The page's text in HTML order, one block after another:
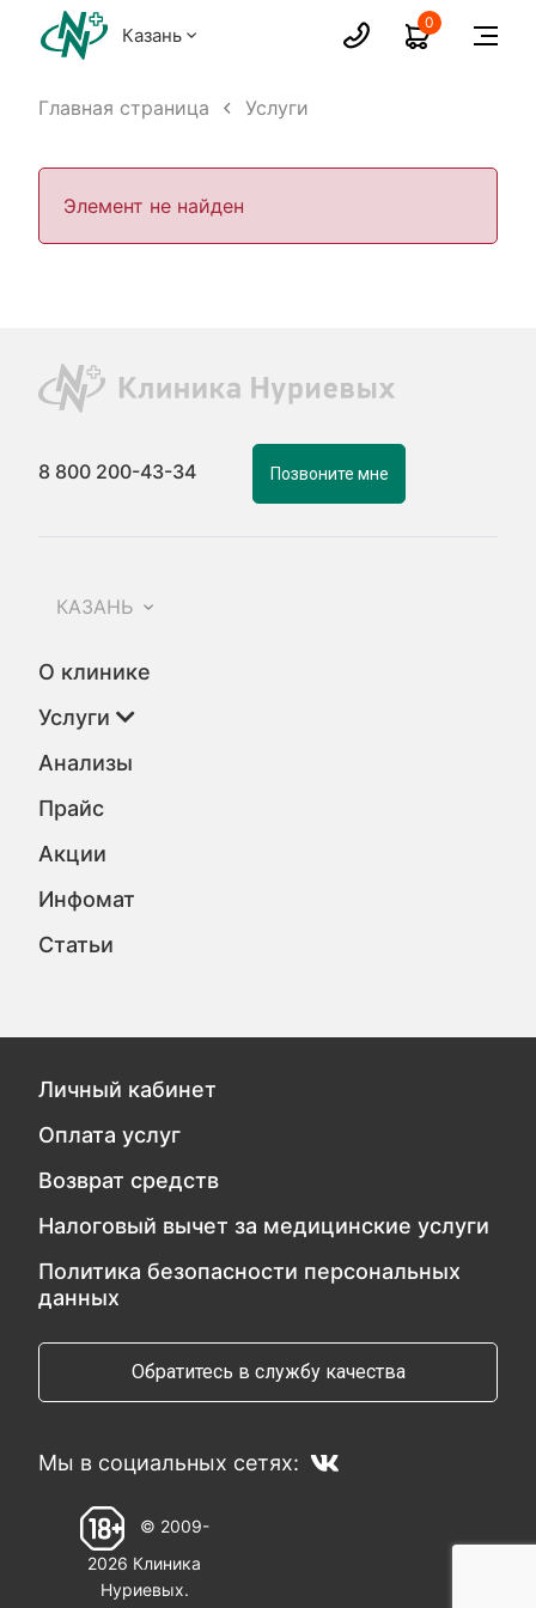
Казань
0
Главная страница Услуги
Элемент не найден
8 800 200-43-34 Позвоните мне
КАЗАНЬ
О клинике
Услуги
Анализы
Прайс
Акции
Инфомат
Статьи
Личный кабинет
Оплата услуг
Возврат средств
Налоговый вычет за медицинские услуги
Политика безопасности персональных
данных
Обратитесь в службу качества
Мы в социальных сетях:
© 2009-
2026 Клиника
Нуриевых.